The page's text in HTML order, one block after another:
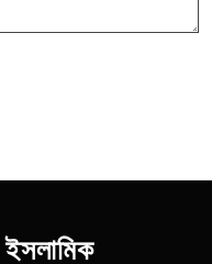
ইসলামিক